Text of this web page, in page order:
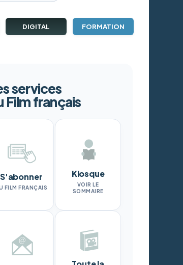
DIGITAL FORMATION
services
Film français
S'abonner
FILM FRANÇAIS
Kiosque
VOIR LE
SOMMAIRE